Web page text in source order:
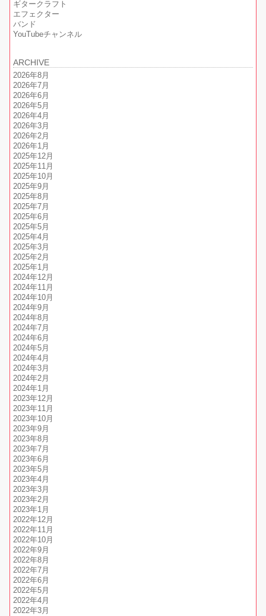
ギタークラフト
エフェクター
バンド
YouTubeチャンネル
ARCHIVE
2026年8月
2026年7月
2026年6月
2026年5月
2026年4月
2026年3月
2026年2月
2026年1月
2025年12月
2025年11月
2025年10月
2025年9月
2025年8月
2025年7月
2025年6月
2025年5月
2025年4月
2025年3月
2025年2月
2025年1月
2024年12月
2024年11月
2024年10月
2024年9月
2024年8月
2024年7月
2024年6月
2024年5月
2024年4月
2024年3月
2024年2月
2024年1月
2023年12月
2023年11月
2023年10月
2023年9月
2023年8月
2023年7月
2023年6月
2023年5月
2023年4月
2023年3月
2023年2月
2023年1月
2022年12月
2022年11月
2022年10月
2022年9月
2022年8月
2022年7月
2022年6月
2022年5月
2022年4月
2022年3月